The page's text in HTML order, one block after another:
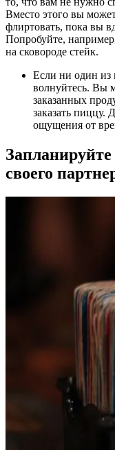
Вместо этого вы
флиртовать, пока вы
Попробуйте,
на сковороде стейк.
Если ни один из
волнуйтесь. Вы
заказанных
заказать пиццу.
ощущения от
своего